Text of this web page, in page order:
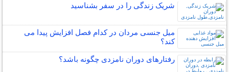
شریک زندگی را در سفر بشناسید
میل جنسی مردان در کدام فصل افزایش پیدا می
کند؟
رفتارهای دوران نامزدی چگونه باشد؟